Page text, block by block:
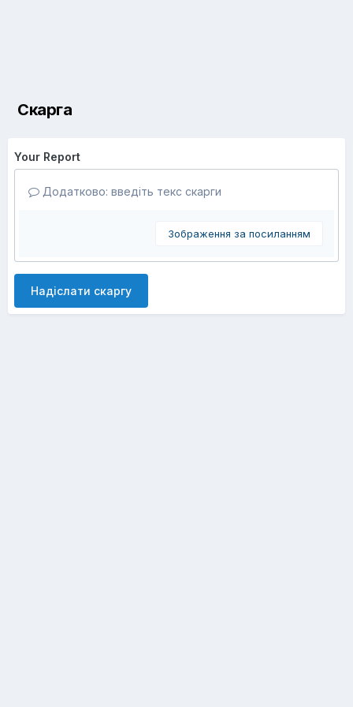
Скарга
Your Report
Додатково: введіть текс скарги
Зображення за посиланням
Надіслати скаргу